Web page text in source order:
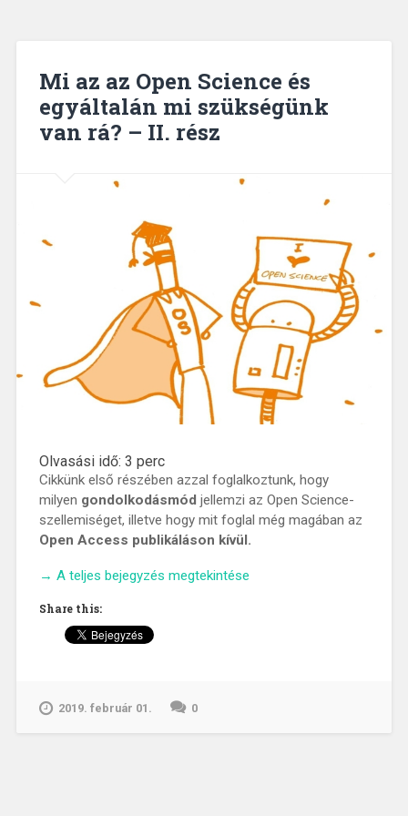
Mi az az Open Science és
egyáltalán mi szükségünk
van rá? – II. rész
Olvasási idő: 3 perc
Cikkünk első részében azzal foglalkoztunk, hogy
milyen gondolkodásmód jellemzi az Open Science-
szellemiséget, illetve hogy mit foglal még magában az
Open Access publikáláson kívül.
„Mi
az
Open
mi
→ A teljes bejegyzés megtekintése
Share this:
2019. február 01. 0